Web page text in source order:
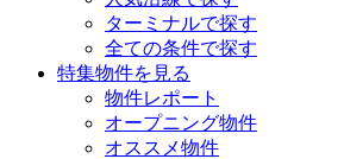
ターミナルで探す
全ての条件で探す
特集物件を見る
物件レポート
オープニング物件
オススメ物件